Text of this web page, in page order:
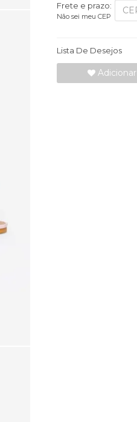
Frete e prazo:
Não sei meu CEP
Lista De Desejos
Adicionar